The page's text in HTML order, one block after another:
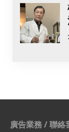
廣告業務 / 聯絡